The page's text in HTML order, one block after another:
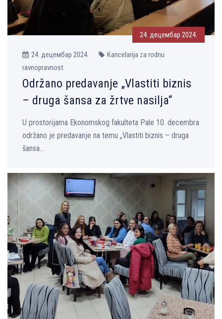
24. децембар 2024.
24. децембар 2024.
Kancelarija za rodnu
ravnopravnost
Održano predavanje „Vlastiti biznis
– druga šansa za žrtve nasilja“
U prostorijama Ekonomskog fakulteta Pale 10. decembra
održano je predavanje na temu „Vlastiti biznis – druga
šansa...